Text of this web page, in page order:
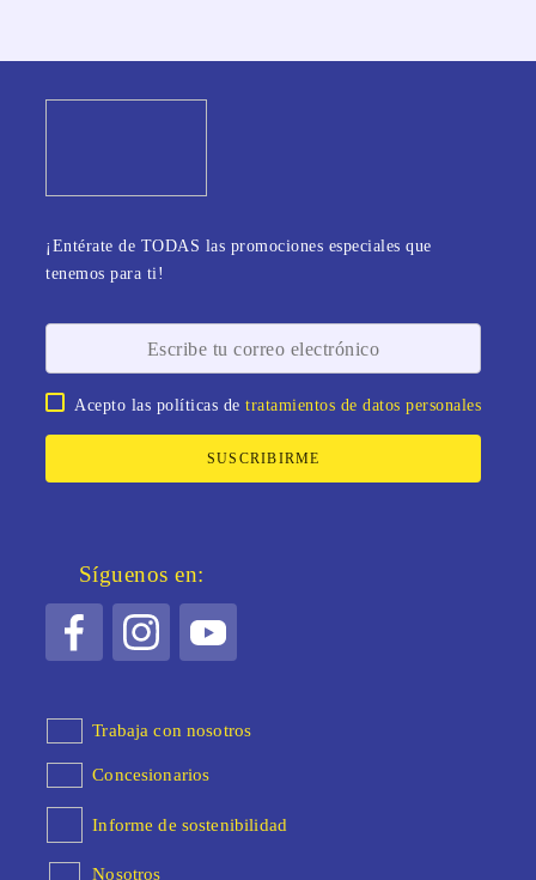
¡Entérate de TODAS las promociones especiales que
tenemos para ti!
Acepto las políticas detratamientos de datos personales
SUSCRIBIRME
Síguenos en:
Trabaja con nosotros
Concesionarios
Informe de sostenibilidad
Nosotros